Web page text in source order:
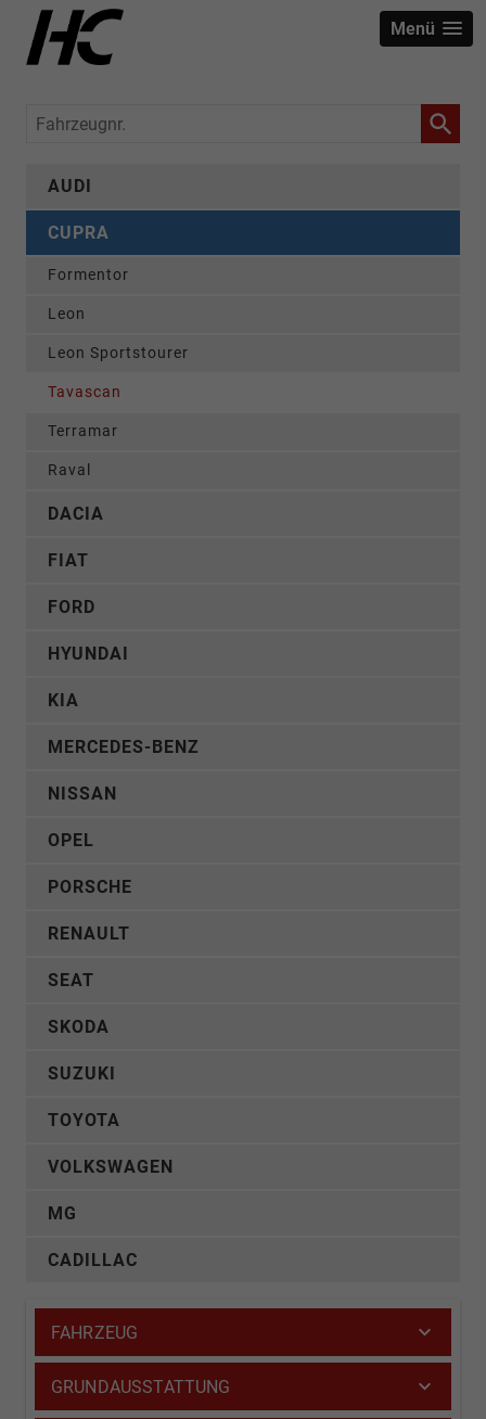
Menü
Fahrzeugnr.
AUDI
CUPRA
Formentor
Leon
Leon Sportstourer
Tavascan
Terramar
Raval
DACIA
FIAT
FORD
HYUNDAI
KIA
MERCEDES-BENZ
NISSAN
OPEL
PORSCHE
RENAULT
SEAT
SKODA
SUZUKI
TOYOTA
VOLKSWAGEN
MG
CADILLAC
FAHRZEUG
GRUNDAUSSTATTUNG